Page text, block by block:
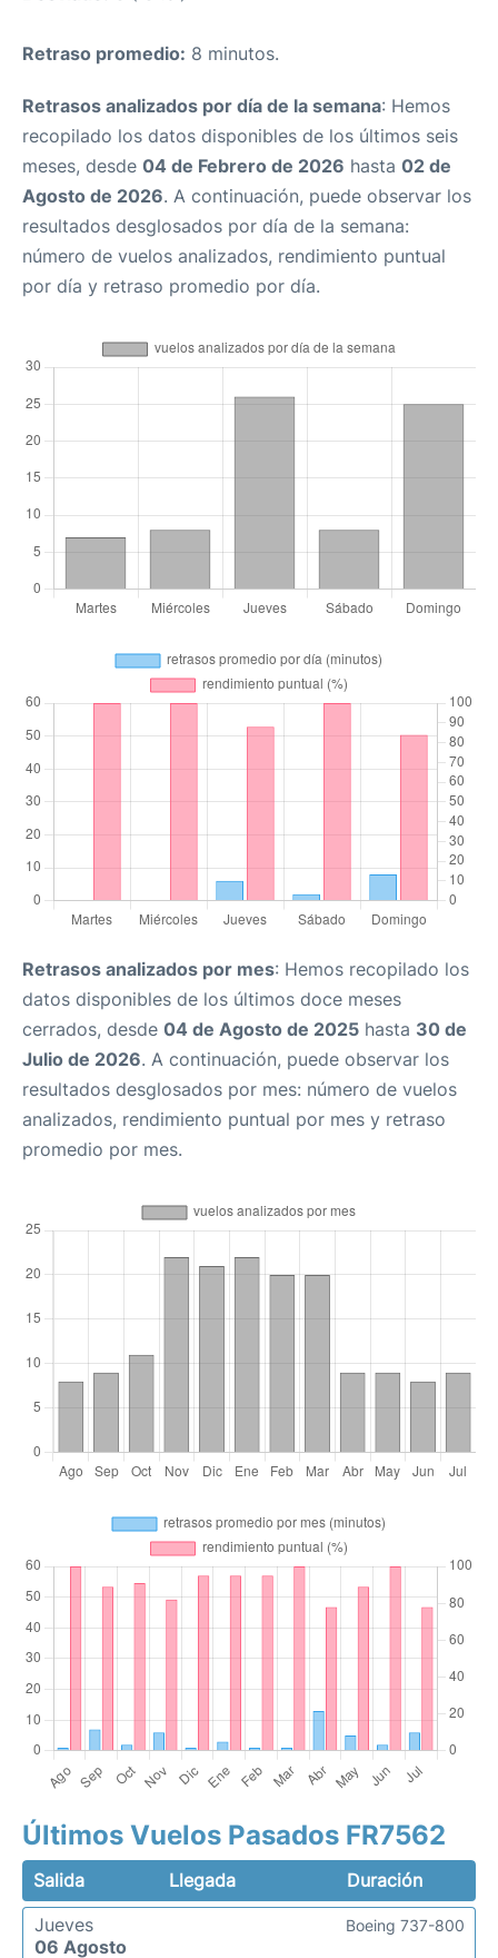
Retraso promedio: 8 minutos.
Retrasos analizados por día de la semana: Hemos
recopilado los datos disponibles de los últimos seis
meses, desde 04 de Febrero de 2026 hasta 02 de
Agosto de 2026. A continuación, puede observar los
resultados desglosados por día de la semana:
número de vuelos analizados, rendimiento puntual
por día y retraso promedio por día.
Retrasos analizados por mes: Hemos recopilado los
datos disponibles de los últimos doce meses
cerrados, desde 04 de Agosto de 2025 hasta 30 de
Julio de 2026. A continuación, puede observar los
resultados desglosados por mes: número de vuelos
analizados, rendimiento puntual por mes y retraso
promedio por mes.
Últimos Vuelos Pasados FR7562
Salida Llegada
Duración
Jueves
06 Agosto
Boeing 737-800